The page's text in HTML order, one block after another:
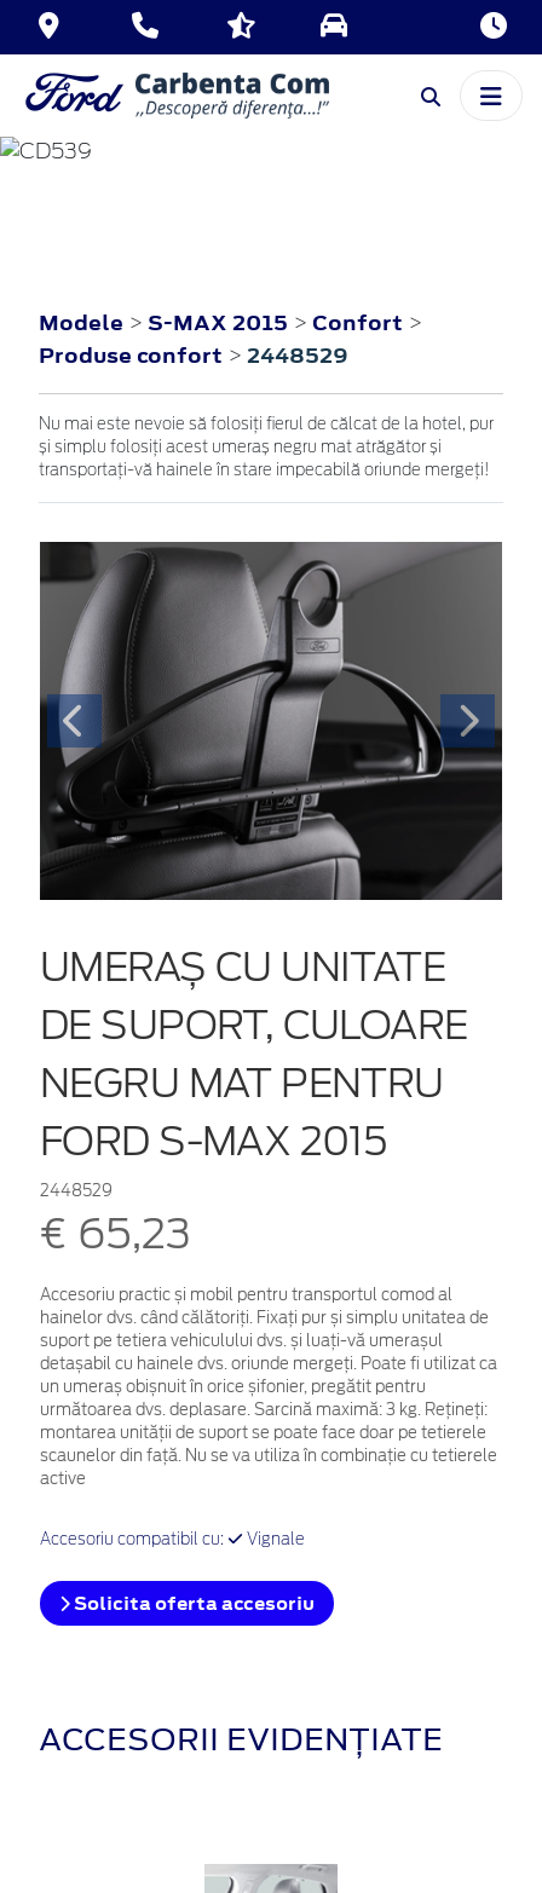
S-MAX
Modele > S-MAX 2015 > Confort >
Produse confort > 2448529
Nu mai este nevoie să folosiți fierul de călcat de la hotel, pur
și simplu folosiți acest umeraș negru mat atrăgător și
transportați-vă hainele în stare impecabilă oriunde mergeți!
UMERAȘ CU UNITATE
DE SUPORT, CULOARE
NEGRU MAT PENTRU
FORD S-MAX 2015
2448529
€ 65,23
Accesoriu practic și mobil pentru transportul comod al
hainelor dvs. când călătoriți. Fixați pur și simplu unitatea de
suport pe tetiera vehiculului dvs. și luați-vă umerașul
detașabil cu hainele dvs. oriunde mergeți. Poate fi utilizat ca
un umeraș obișnuit în orice șifonier, pregătit pentru
următoarea dvs. deplasare. Sarcină maximă: 3 kg. Rețineți:
montarea unității de suport se poate face doar pe tetierele
scaunelor din față. Nu se va utiliza în combinație cu tetierele
active
Accesoriu compatibil cu: Vignale
Solicita oferta accesoriu
ACCESORII EVIDENȚIATE